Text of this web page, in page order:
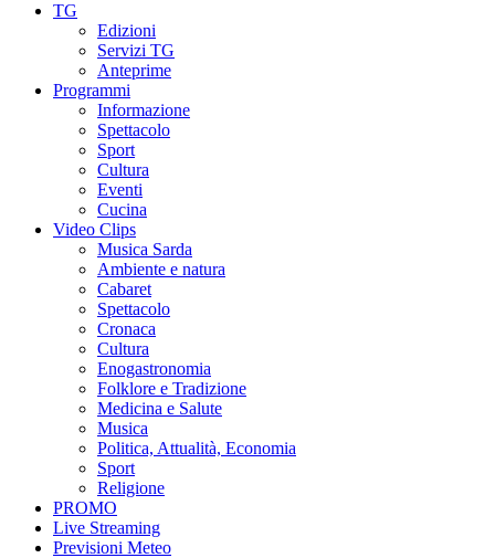
TG
Edizioni
Servizi TG
Anteprime
Programmi
Informazione
Spettacolo
Sport
Cultura
Eventi
Cucina
Video Clips
Musica Sarda
Ambiente e natura
Cabaret
Spettacolo
Cronaca
Cultura
Enogastronomia
Folklore e Tradizione
Medicina e Salute
Musica
Politica, Attualità, Economia
Sport
Religione
PROMO
Live Streaming
Previsioni Meteo